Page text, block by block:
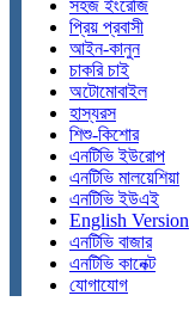
সহজ ইংরেজি
প্রিয় প্রবাসী
আইন-কানুন
চাকরি চাই
অটোমোবাইল
হাস্যরস
শিশু-কিশোর
এনটিভি ইউরোপ
এনটিভি মালয়েশিয়া
এনটিভি ইউএই
English Version
এনটিভি বাজার
এনটিভি কানেক্ট
যোগাযোগ